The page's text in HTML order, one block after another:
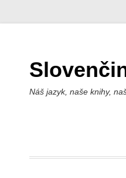
Náš jazyk, naše knihy,